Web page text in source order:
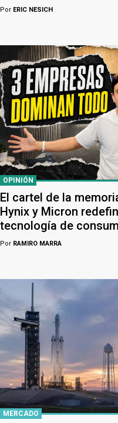
Por ERIC NESICH
OPINIÓN
El cartel de la
Hynix y Micron
tecnología de
Por RAMIRO MARRA
MERCADO